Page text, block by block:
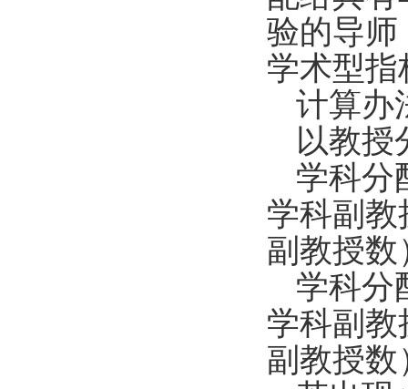
验的导师
学术型指
计算办
以教授
学科分
学科副教
副教授
学科分
学科副教
副教授数